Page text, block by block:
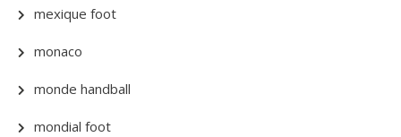
mexique foot
monaco
monde handball
mondial foot